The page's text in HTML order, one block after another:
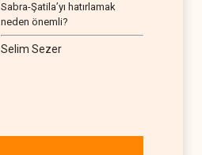
Sabra-Şatila’yı hatırlamak
neden önemli?
Selim Sezer